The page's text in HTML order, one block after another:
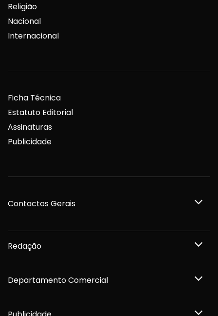
Religião
Nacional
Internacional
Ficha Técnica
Estatuto Editorial
Assinaturas
Publicidade
Contactos Gerais
Redação
Departamento Comercial